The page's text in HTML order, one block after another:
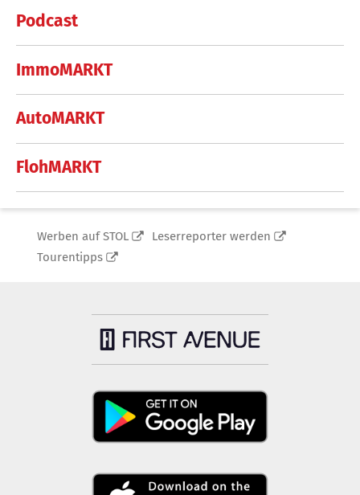
Podcast
ImmoMARKT
AutoMARKT
FlohMARKT
Werben auf STOL
Leserreporter werden
Tourentipps